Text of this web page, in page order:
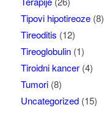
Tipovi hipotireoze(8)
Tireoditis (12)
Tireoglobulin(1)
Tiroidni kancer(4)
Tumori(8)
Uncategorized(15)